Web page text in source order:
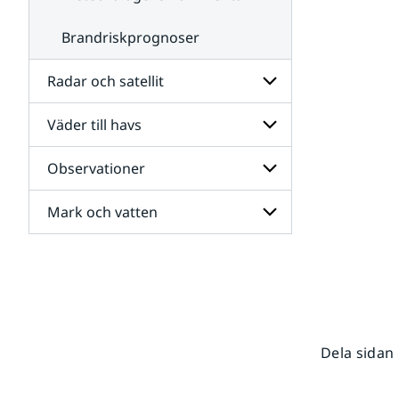
Brandriskprognoser
Radar och satellit
Undersidor
för
Radar
och
satellit
Väder till havs
Undersidor
för
Väder
till
havs
Observationer
Undersidor
för
Mark och vatten
Dela sidan